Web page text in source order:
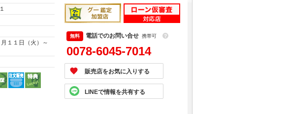
１１日（火）～
電話でのお問い合せ 携帯可 ？
0078-6045-7014
販売店をお気に入りする
LINEで情報を共有する